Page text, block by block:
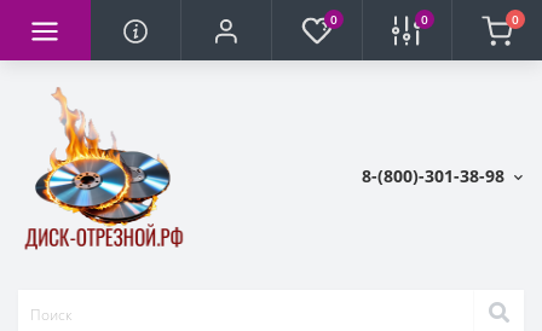
0 0 0
8-(800)-301-38-98